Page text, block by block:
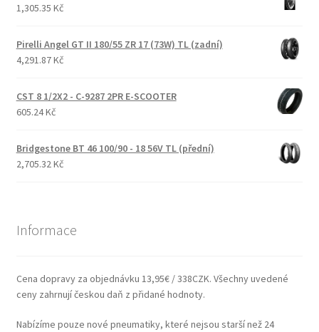
1,305.35 Kč
Pirelli Angel GT II 180/55 ZR 17 (73W) TL (zadní)
4,291.87 Kč
CST 8 1/2X2 - C-9287 2PR E-SCOOTER
605.24 Kč
Bridgestone BT 46 100/90 - 18 56V TL (přední)
2,705.32 Kč
Informace
Cena dopravy za objednávku 13,95€ / 338CZK. Všechny uvedené
ceny zahrnují českou daň z přidané hodnoty.
Nabízíme pouze nové pneumatiky, které nejsou starší než 24